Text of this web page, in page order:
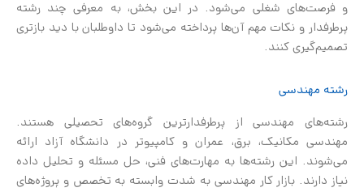
و فرصت‌های شغلی می‌شود. در این بخش، به معرفی چند رشته
پرطرفدار و نکات مهم آن‌ها پرداخته می‌شود تا داوطلبان با دید بازتری
تصمیم‌گیری کنند.
رشته مهندسی
رشته‌های مهندسی از پرطرفدارترین گروه‌های تحصیلی هستند.
مهندسی مکانیک، برق، عمران و کامپیوتر در دانشگاه آزاد ارائه
می‌شوند. این رشته‌ها به مهارت‌های فنی، حل مسئله و تحلیل داده
نیاز دارند. بازار کار مهندسی به شدت وابسته به تخصص و پروژه‌های